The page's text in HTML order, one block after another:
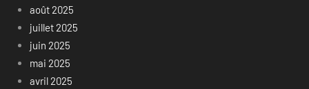
août 2025
juillet 2025
juin 2025
mai 2025
avril 2025